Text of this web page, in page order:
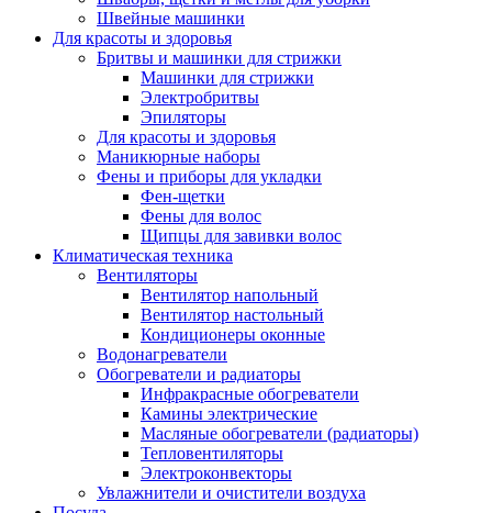
Швейные машинки
Для красоты и здоровья
Бритвы и машинки для стрижки
Машинки для стрижки
Электробритвы
Эпиляторы
Для красоты и здоровья
Маникюрные наборы
Фены и приборы для укладки
Фен-щетки
Фены для волос
Щипцы для завивки волос
Климатическая техника
Вентиляторы
Вентилятор напольный
Вентилятор настольный
Кондиционеры оконные
Водонагреватели
Обогреватели и радиаторы
Инфракрасные обогреватели
Камины электрические
Масляные обогреватели (радиаторы)
Тепловентиляторы
Электроконвекторы
Увлажнители и очистители воздуха